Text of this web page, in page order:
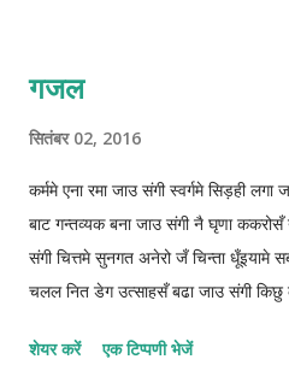
गजल
सितंबर 02, 2016
कर्ममे एना रमा जाउ संगी स्वर्गमे सिड़ही
बाट गन्तव्यक बना जाउ संगी नै घृणा ककरोसँ
संगी चित्तमे सुनगत अनेरो जँ चिन्ता
चलल नित डेग उत्साहसँ बढा जाउ संगी
फाइलुन–मुस्तफइलुन–फाइलातुन © कुन्दन
शेयर करें एक टिप्पणी भेजें